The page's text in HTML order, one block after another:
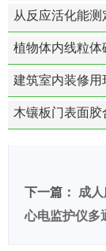
从反应活化能
化寿命预测的
植物体内线粒体
白活性
建筑室内装修用
苯含量
木镶板门表面胶
下一篇： 成
心电监护仪多